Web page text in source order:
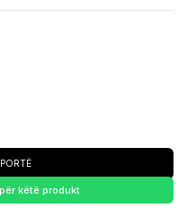
këtë produkt